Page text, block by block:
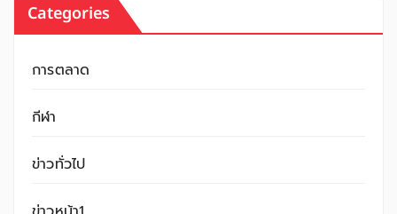
Categories
การตลาด
กีฬา
ข่าวทั่วไป